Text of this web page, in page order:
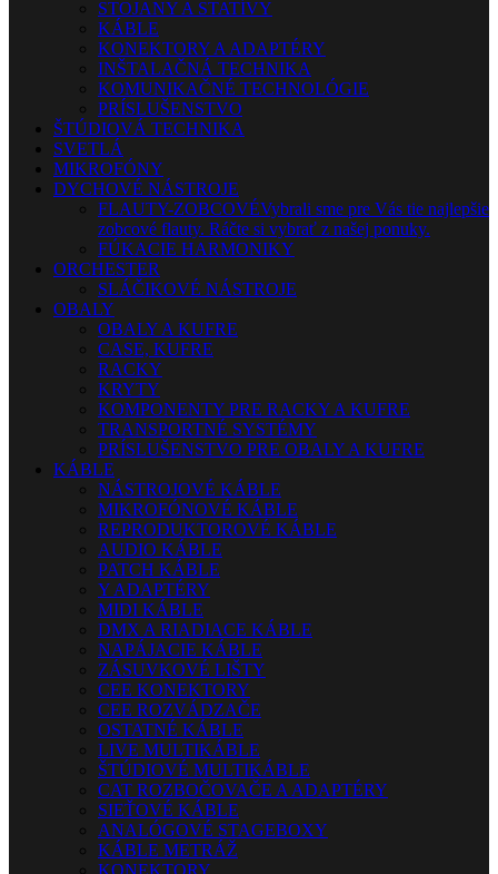
STOJANY A STATÍVY
KÁBLE
KONEKTORY A ADAPTÉRY
INŠTALAČNÁ TECHNIKA
KOMUNIKAČNÉ TECHNOLÓGIE
PRÍSLUŠENSTVO
ŠTÚDIOVÁ TECHNIKA
SVETLÁ
MIKROFÓNY
DYCHOVÉ NÁSTROJE
FLAUTY-ZOBCOVÉVybrali sme pre Vás tie najlepšie
zobcové flauty. Ráčte si vybrať z našej ponuky.
FÚKACIE HARMONIKY
ORCHESTER
SLÁČIKOVÉ NÁSTROJE
OBALY
OBALY A KUFRE
CASE, KUFRE
RACKY
KRYTY
KOMPONENTY PRE RACKY A KUFRE
TRANSPORTNÉ SYSTÉMY
PRÍSLUŠENSTVO PRE OBALY A KUFRE
KÁBLE
NÁSTROJOVÉ KÁBLE
MIKROFÓNOVÉ KÁBLE
REPRODUKTOROVÉ KÁBLE
AUDIO KÁBLE
PATCH KÁBLE
Y ADAPTÉRY
MIDI KÁBLE
DMX A RIADIACE KÁBLE
NAPÁJACIE KÁBLE
ZÁSUVKOVÉ LIŠTY
CEE KONEKTORY
CEE ROZVÁDZAČE
OSTATNÉ KÁBLE
LIVE MULTIKÁBLE
ŠTÚDIOVÉ MULTIKÁBLE
CAT ROZBOČOVAČE A ADAPTÉRY
SIEŤOVÉ KÁBLE
ANALÓGOVÉ STAGEBOXY
KÁBLE METRÁŽ
KONEKTORY